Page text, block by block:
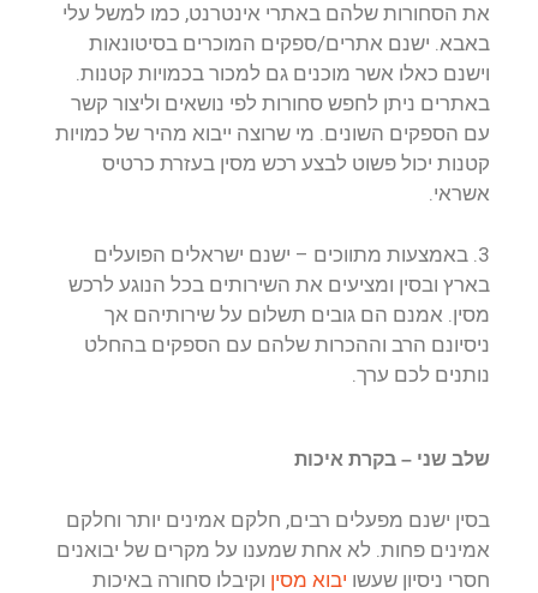
את הסחורות שלהם באתרי אינטרנט, כמו למשל עלי
באבא. ישנם אתרים/ספקים המוכרים בסיטונאות
וישנם כאלו אשר מוכנים גם למכור בכמויות קטנות.
באתרים ניתן לחפש סחורות לפי נושאים וליצור קשר
עם הספקים השונים. מי שרוצה ייבוא מהיר של כמויות
קטנות יכול פשוט לבצע רכש מסין בעזרת כרטיס
אשראי.
3. באמצעות מתווכים – ישנם ישראלים הפועלים
בארץ ובסין ומציעים את השירותים בכל הנוגע לרכש
מסין. אמנם הם גובים תשלום על שירותיהם אך
ניסיונם הרב וההכרות שלהם עם הספקים בהחלט
נותנים לכם ערך.
שלב שני – בקרת איכות
בסין ישנם מפעלים רבים, חלקם אמינים יותר וחלקם
אמינים פחות. לא אחת שמענו על מקרים של יבואנים
חסרי ניסיון שעשו יבוא מסין וקיבלו סחורה באיכות